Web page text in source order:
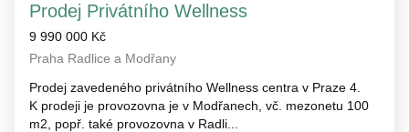
Prodej Privátního Wellness
9 990 000 Kč
Praha Radlice a Modřany
Prodej zavedeného privátního Wellness centra v Praze 4.
K prodeji je provozovna je v Modřanech, vč. mezonetu 100
m2, popř. také provozovna v Radli...